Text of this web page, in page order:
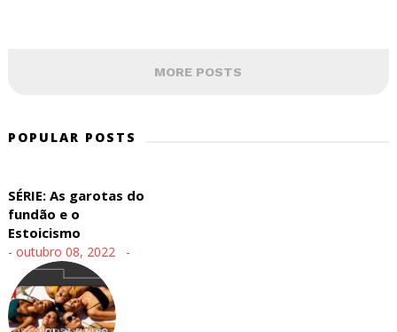
MORE POSTS
POPULAR POSTS
SÉRIE: As garotas do
fundão e o
Estoicismo
- outubro 08, 2022